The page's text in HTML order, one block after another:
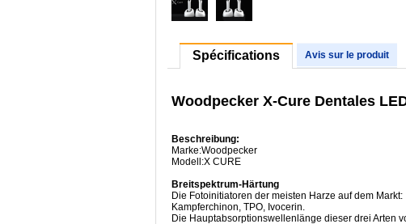
Spécifications Avis sur le produit
Woodpecker X-Cure Dentales
Beschreibung:
Marke:Woodpecker
Modell:X CURE
Breitspektrum-Härtung
Die Fotoinitiatoren der meisten Harze auf dem Markt:
Kampferchinon, TPO, Ivocerin.
Die Hauptabsorptionswellenlänge dieser drei Arten